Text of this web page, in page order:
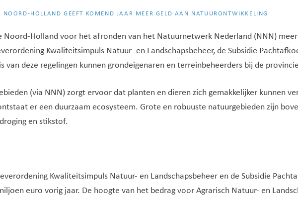
NOORD-HOLLAND GEEFT KOMEND JAAR MEER GELD AAN NATUURONTWIKKELING
Noord-Holland voor het afronden van het Natuurnetwerk Nederland (NNN)
Kwaliteitsimpuls Natuur- en Landschapsbeheer, de Subsidie
van deze regelingen kunnen grondeigenaren en terreinbeheerders bij de
(via NNN) zorgt ervoor dat planten en dieren zich gemakkelijker kunnen
er een duurzaam ecosysteem. Grote en robuuste natuurgebieden zijn
en stikstof.
Kwaliteitsimpuls Natuur- en Landschapsbeheer en de Subsidie
euro vorig jaar. De hoogte van het bedrag voor Agrarisch Natuur- en